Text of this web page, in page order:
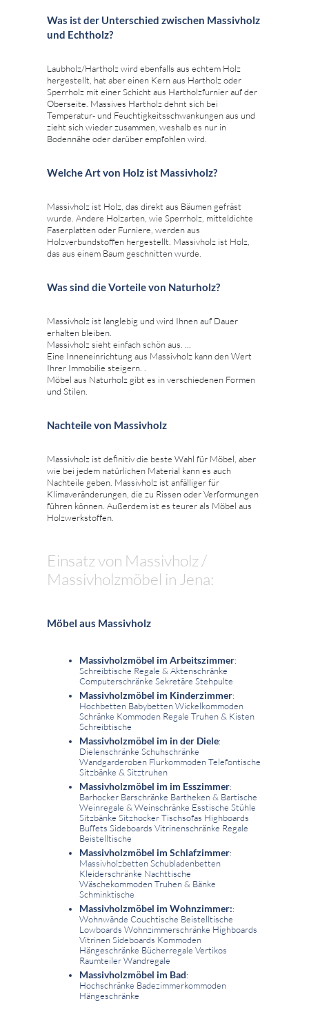
Was ist der Unterschied zwischen Massivholz
und Echtholz?
Laubholz/Hartholz wird ebenfalls aus echtem Holz
hergestellt, hat aber einen Kern aus Hartholz oder
Sperrholz mit einer Schicht aus Hartholzfurnier auf der
Oberseite. Massives Hartholz dehnt sich bei
Temperatur- und Feuchtigkeitsschwankungen aus und
zieht sich wieder zusammen, weshalb es nur in
Bodennähe oder darüber empfohlen wird.
Welche Art von Holz ist Massivholz?
Massivholz ist Holz, das direkt aus Bäumen gefräst
wurde. Andere Holzarten, wie Sperrholz, mitteldichte
Faserplatten oder Furniere, werden aus
Holzverbundstoffen hergestellt. Massivholz ist Holz,
das aus einem Baum geschnitten wurde.
Was sind die Vorteile von Naturholz?
Massivholz ist langlebig und wird Ihnen auf Dauer
erhalten bleiben.
Massivholz sieht einfach schön aus. ...
Eine Inneneinrichtung aus Massivholz kann den Wert
Ihrer Immobilie steigern. .
Möbel aus Naturholz gibt es in verschiedenen Formen
und Stilen.
Nachteile von Massivholz
Massivholz ist definitiv die beste Wahl für Möbel, aber
wie bei jedem natürlichen Material kann es auch
Nachteile geben. Massivholz ist anfälliger für
Klimaveränderungen, die zu Rissen oder Verformungen
führen können. Außerdem ist es teurer als Möbel aus
Holzwerkstoffen.
Einsatz von Massivholz /
Massivholzmöbel in Jena:
Möbel aus Massivholz
Massivholzmöbel im Arbeitszimmer:
Schreibtische Regale & Aktenschränke
Computerschränke Sekretäre Stehpulte
Massivholzmöbel im Kinderzimmer:
Hochbetten Babybetten Wickelkommoden
Schränke Kommoden Regale Truhen & Kisten
Schreibtische
Massivholzmöbel im in der Diele:
Dielenschränke Schuhschränke
Wandgarderoben Flurkommoden Telefontische
Sitzbänke & Sitztruhen
Massivholzmöbel im im Esszimmer:
Barhocker Barschränke Bartheken & Bartische
Weinregale & Weinschränke Esstische Stühle
Sitzbänke Sitzhocker Tischsofas Highboards
Buffets Sideboards Vitrinenschränke Regale
Beistelltische
Massivholzmöbel im Schlafzimmer:
Massivholzbetten Schubladenbetten
Kleiderschränke Nachttische
Wäschekommoden Truhen & Bänke
Schminktische
Massivholzmöbel im Wohnzimmer::
Wohnwände Couchtische Beistelltische
Lowboards Wohnzimmerschränke Highboards
Vitrinen Sideboards Kommoden
Hängeschränke Bücherregale Vertikos
Raumteiler Wandregale
Massivholzmöbel im Bad:
Hochschränke Badezimmerkommoden
Hängeschränke